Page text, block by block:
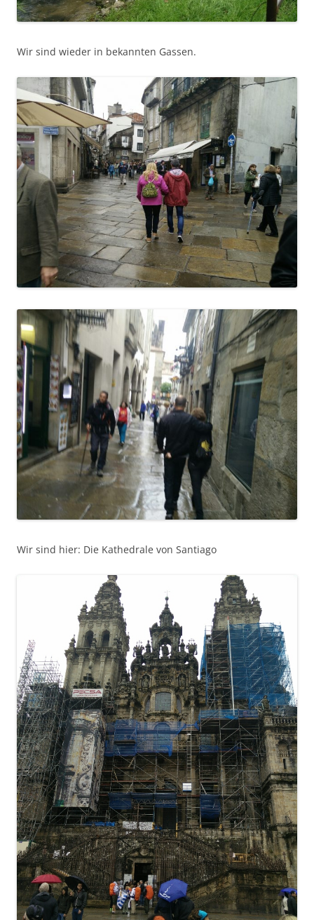
Wir sind wieder in bekannten Gassen.
Wir sind hier: Die Kathedrale von Santiago